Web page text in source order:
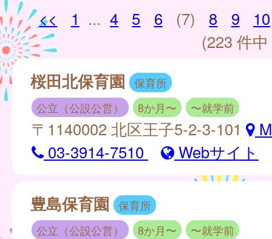
<< 1 ... 4 5 6 (7) 8 9
10
(223 件
桜田北保育園
保育所
公立（公設公営）
8か月〜 〜就学前
〒1140002 北区王子5-2-3-101
03-3914-7510
Webサイト
豊島保育園
保育所
公立（公設公営）
8か月〜 〜就学前